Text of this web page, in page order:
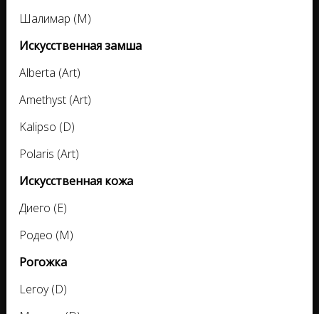
Шалимар (M)
Искусственная замша
Alberta (Art)
Amethyst (Art)
Kalipso (D)
Polaris (Art)
Искусственная кожа
Диего (E)
Родео (M)
Рогожка
Leroy (D)